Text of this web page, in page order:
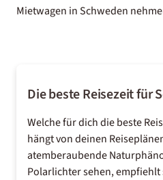
Mietwagen in Schweden
Die beste Reisezeit für
Welche für dich die beste
hängt von deinen
atemberaubende
Polarlichter sehen, empfiehlt